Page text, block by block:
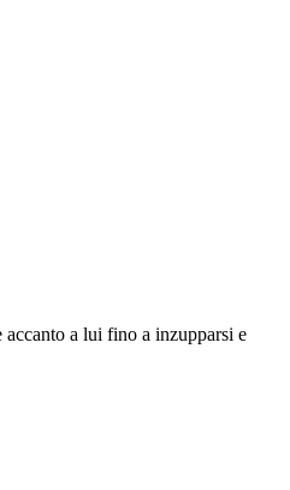
accanto a lui fino a inzupparsi e